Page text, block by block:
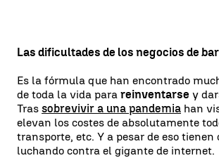
Las dificultades de los negocios de
Es la fórmula que han encontrado
de toda la vida para reinventarse y
Tras sobrevivir a una pandemia han
elevan los costes de absolutamente
transporte, etc. Y a pesar de eso tienen
luchando contra el gigante de internet.